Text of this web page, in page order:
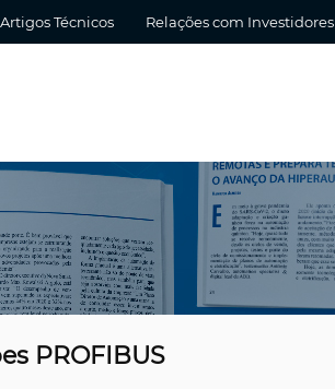
Artigos Técnicos Relações com Investidores
PROFIBUS